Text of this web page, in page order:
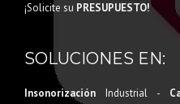
¡Solicite su PRESUPUESTO!
SOLUCIONES EN:
Insonorización Industrial -